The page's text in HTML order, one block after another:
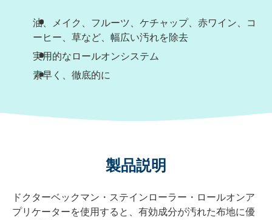
油、メイク、フルーツ、ケチャップ、赤ワイン、コ
ーヒー、草など、幅広い汚れを除去
実用的なロールオンシステム
素早く、徹底的に
製品説明
ドクターベックマン・ステインローラー・ロールオンア
プリケーターを使用すると、有効成分が汚れた布地に優